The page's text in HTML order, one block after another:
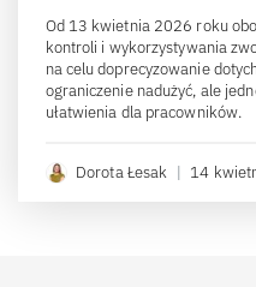
Od 13 kwietnia 2026 roku
kontroli i wykorzystywania
na celu doprecyzowanie
ograniczenie nadużyć, ale
ułatwienia dla pracowników.
Dorota Łesak | 14